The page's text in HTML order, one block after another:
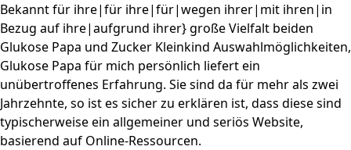
Bekannt für ihre|für ihre|für|wegen ihrer|mit ihren|in
Bezug auf ihre|aufgrund ihrer} große Vielfalt beiden
Glukose Papa und Zucker Kleinkind Auswahlmöglichkeiten,
Glukose Papa für mich persönlich liefert ein
unübertroffenes Erfahrung. Sie sind da für mehr als zwei
Jahrzehnte, so ist es sicher zu erklären ist, dass diese sind
typischerweise ein allgemeiner und seriös Website,
basierend auf Online-Ressourcen.